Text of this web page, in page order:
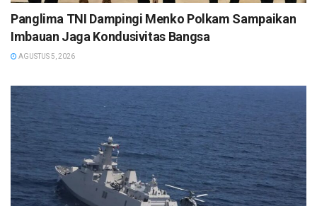
Panglima TNI Dampingi Menko Polkam Sampaikan
Imbauan Jaga Kondusivitas Bangsa
AGUSTUS 5, 2026